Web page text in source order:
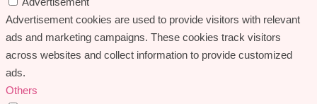
Advertisement cookies are used to provide visitors with relevant
ads and marketing campaigns. These cookies track visitors
across websites and collect information to provide customized
ads.
Others